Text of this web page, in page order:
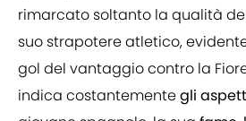
rimarcato soltanto la qualità
suo strapotere atletico,
gol del vantaggio contro la
indica costantementegli